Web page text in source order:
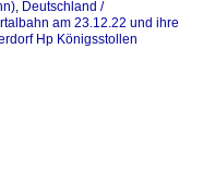
, Deutschland /
am 23.12.22 und ihre
Hp Königsstollen